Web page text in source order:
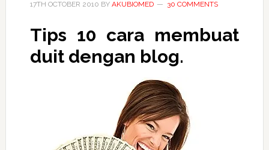
17TH OCTOBER 2010 BY AKUBIOMED 30 COMMENTS
Tips 10 cara membuat
duit dengan blog.